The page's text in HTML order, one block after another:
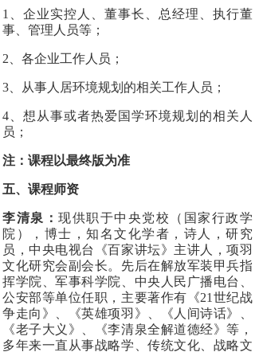
1、企业实控人、董事长、总经理、执行董
事、管理人员等；
2、各企业工作人员；
3、从事人居环境规划的相关工作人员；
4、想从事或者热爱国学环境规划的相关人
员；
注：课程以最终版为准
五、课程师资
李清泉：现供职于中央党校（国家行政学
院），博士，知名文化学者，诗人，研究
员，中央电视台《百家讲坛》主讲人，项羽
文化研究会副会长。先后在解放军装甲兵指
挥学院、军事科学院、中央人民广播电台、
公安部等单位任职，主要著作有《21世纪战
争走向》、《英雄项羽》、《人间诗话》、
《老子大义》、《李清泉全解道德经》等，
多年来一直从事战略学、传统文化、战略文